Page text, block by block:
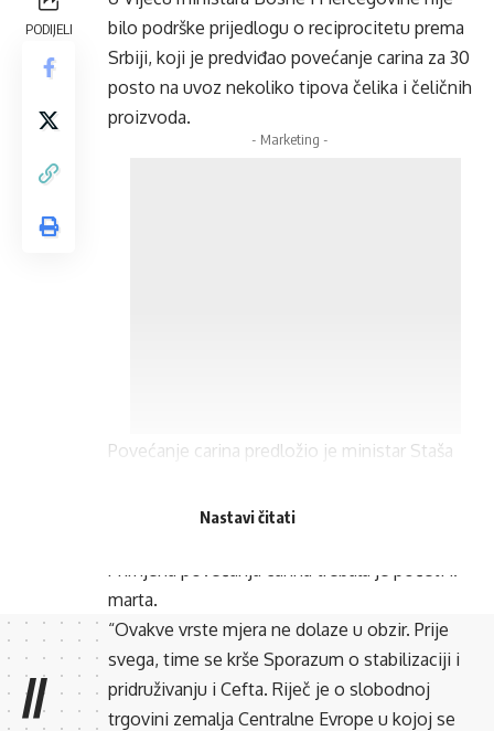
PODIJELI
bilo podrške prijedlogu o reciprocitetu prema
Srbiji, koji je predviđao povećanje carina za 30
posto na uvoz nekoliko tipova čelika i čeličnih
proizvoda.
- Marketing -
Povećanje carina predložio je ministar Staša
glasati jer, kako su obrazložili, prijedlog nije u
marta.
“Ovakve vrste mjera ne dolaze u obzir. Prije
svega, time se krše Sporazum o stabilizaciji i
pridruživanju i Cefta. Riječ je o slobodnoj
trgovini zemalja Centralne Evrope u kojoj se
Nastavi čitati
//